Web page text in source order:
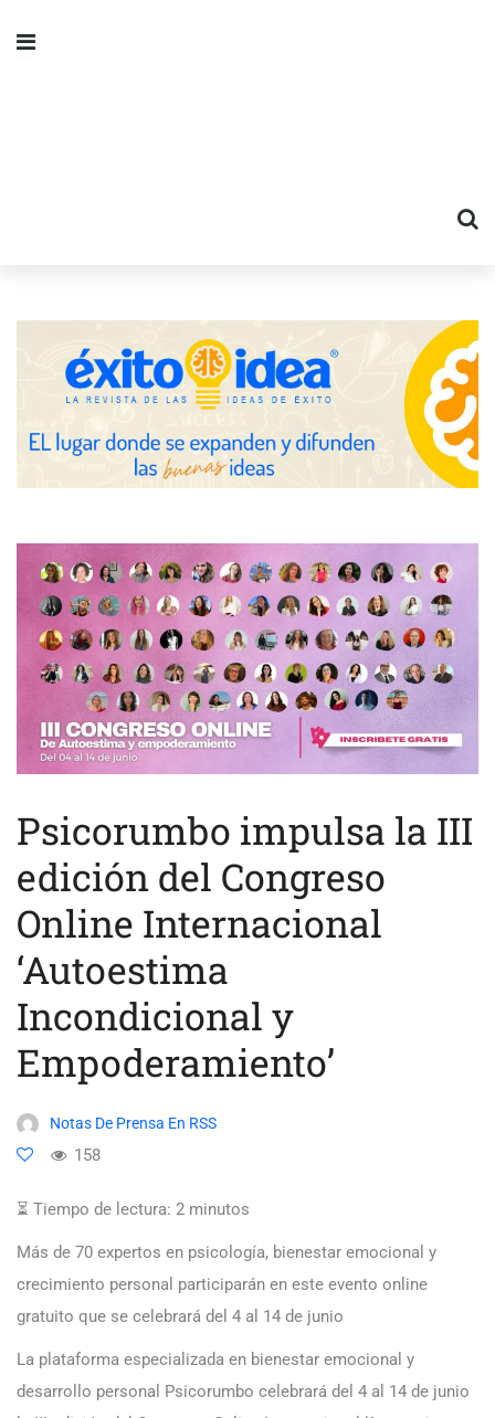
Psicorumbo impulsa la III
edición del Congreso
Online Internacional
‘Autoestima
Incondicional y
Empoderamiento’
Notas De Prensa En RSS
158
⏳ Tiempo de lectura: 2 minutos
Más de 70 expertos en psicología, bienestar emocional y
crecimiento personal participarán en este evento online
gratuito que se celebrará del 4 al 14 de junio
La plataforma especializada en bienestar emocional y
desarrollo personal Psicorumbo celebrará del 4 al 14 de junio